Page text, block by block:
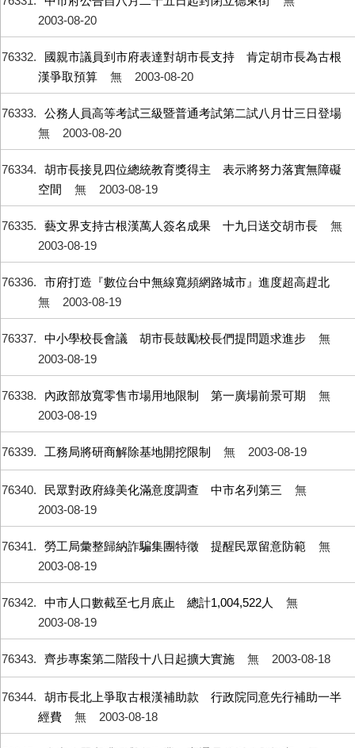
2003-08-20
76332
國親市議員到市府表達對胡市長支持 肯定胡市長為古根
漢爭取預算
無 2003-08-20
76333
公務人員高等考試三級暨普通考試第二試八月廿三日登場
無
2003-08-20
76334
胡市長接見四位總統教育獎得主 表示將努力落實無障礙
空間
無 2003-08-19
76335 藝文界支持古根漢萬人簽名成果 十九日送交胡市長
無
2003-08-19
76336
市府打造『數位台中無線寬頻網路城市』進度超高趕北
無
2003-08-19
76337 中小學校長會議 胡市長鼓勵校長們提問題求進步
無
2003-08-19
76338 內政部放寬零售市場用地限制 第一廣場前景可期
無
2003-08-19
76339 工務局將研商解除基地開挖限制 無 2003-08-19
76340 民眾對政府綠美化滿意度調查 中市名列第三
無
2003-08-19
76341 勞工局彙整歸納詐騙集團特徵 提醒民眾留意防範
無
2003-08-19
76342 中市人口數截至七月底止 總計1,004,522人
無
2003-08-19
76343 齊步專案第二階段十八日起擴大實施 無 2003-08-18
76344
胡市長北上爭取古根漢補助款 行政院同意先行補助一半
經費
無 2003-08-18